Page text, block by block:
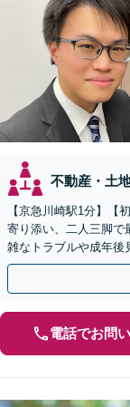
不動産・土
【京急川崎駅1分】【
寄り添い、二人三脚で
雑なトラブルや成年後
一人で抱え込まず、ま
電話でお問